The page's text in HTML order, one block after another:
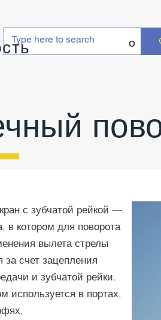
О
с зубчатой рейкой —
в котором для поворота
вылета стрелы
за счет зацепления
и зубчатой рейки.
используется в портах,